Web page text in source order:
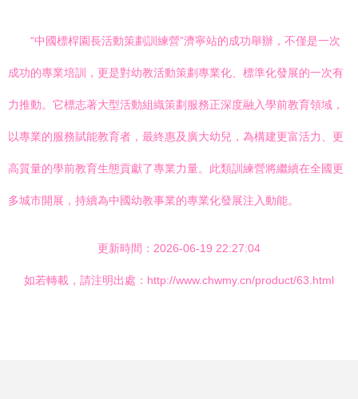
“中國標桿園長活動策劃訓練營”濟寧站的成功舉辦，不僅是一次
成功的專業培訓，更是對幼教活動策劃專業化、標準化發展的一次有
力推動。它標志著大型活動組織策劃服務正深度融入學前教育領域，
以專業的服務賦能教育者，最終惠及廣大幼兒，為構建更富活力、更
高質量的學前教育生態貢獻了專業力量。此類訓練營將繼續在全國更
多城市開展，持續為中國幼教事業的專業化發展注入動能。
更新時間：2026-06-19 22:27:04
如若轉載，請注明出處：http://www.chwmy.cn/product/63.html